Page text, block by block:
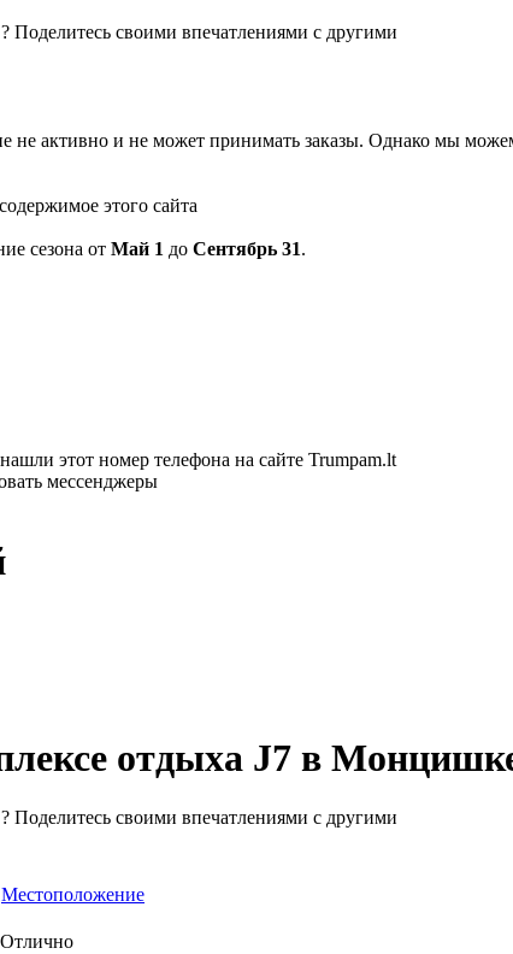
Поделитесь своими впечатлениями с другими
не активно и не может принимать заказы. Однако мы
этого сайта
сезона от Май 1 до Сентябрь 31.
этот номер телефона на сайте Trumpam.lt
мессенджеры
отдыха J7 в
Поделитесь своими впечатлениями с другими
Местоположение
Отлично